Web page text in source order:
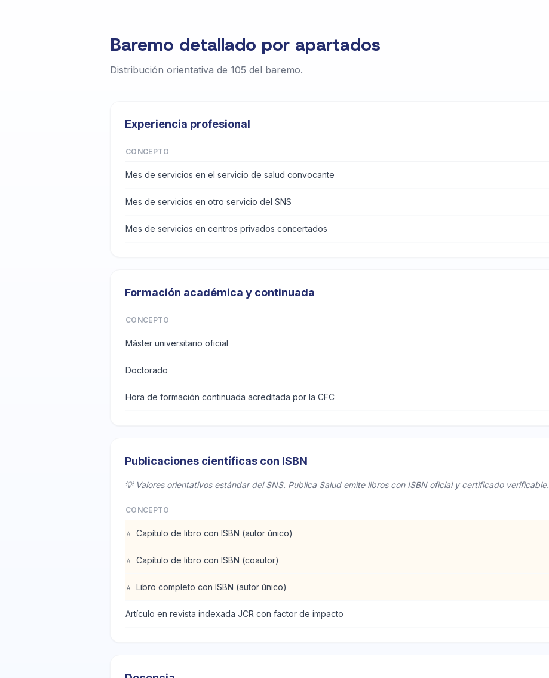
Baremo detallado por apartados
Distribución orientativa de 105 del baremo.
Experiencia profesional
CONCEPTO
Mes de servicios en el servicio de salud convocante
Mes de servicios en otro servicio del SNS
Mes de servicios en centros privados concertados
Formación académica y continuada
CONCEPTO
Máster universitario oficial
Doctorado
Hora de formación continuada acreditada por la CFC
Publicaciones científicas con ISBN
💡 Valores orientativos estándar del SNS. Publica Salud emite libros con ISBN oficial y certificado verificable.
CONCEPTO
⭐ Capítulo de libro con ISBN (autor único)
⭐ Capítulo de libro con ISBN (coautor)
⭐ Libro completo con ISBN (autor único)
Artículo en revista indexada JCR con factor de impacto